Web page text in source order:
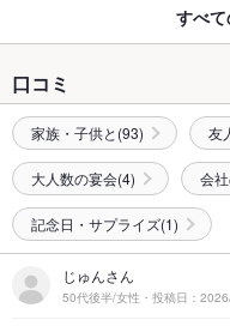
すべ
口コミ
家族・子供と(93) 友
大人数の宴会(4) 会
記念日・サプライズ(1)
じゅんさん
50代後半/女性・投稿日：